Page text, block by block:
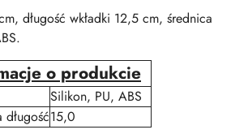
długość wkładki 12,5 cm, średnica
o produkcie
Silikon, PU, ABS
długość15,0